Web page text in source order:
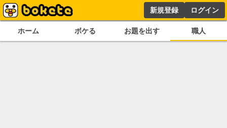
新規登録 ログイン
ホーム ボケる お題を出す 職人